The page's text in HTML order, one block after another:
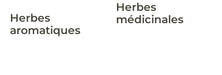
Herbes
aromatiques
Herbes
médicinales